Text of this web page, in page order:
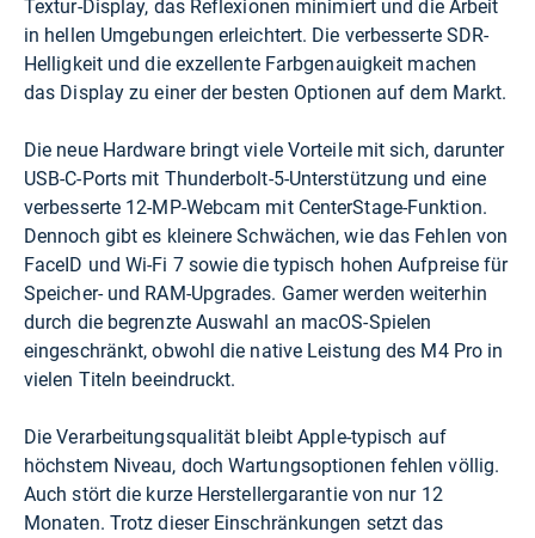
Textur-Display, das Reflexionen minimiert und die Arbeit
in hellen Umgebungen erleichtert. Die verbesserte SDR-
Helligkeit und die exzellente Farbgenauigkeit machen
das Display zu einer der besten Optionen auf dem Markt.
Die neue Hardware bringt viele Vorteile mit sich, darunter
USB-C-Ports mit Thunderbolt-5-Unterstützung und eine
verbesserte 12-MP-Webcam mit CenterStage-Funktion.
Dennoch gibt es kleinere Schwächen, wie das Fehlen von
FaceID und Wi-Fi 7 sowie die typisch hohen Aufpreise für
Speicher- und RAM-Upgrades. Gamer werden weiterhin
durch die begrenzte Auswahl an macOS-Spielen
eingeschränkt, obwohl die native Leistung des M4 Pro in
vielen Titeln beeindruckt.
Die Verarbeitungsqualität bleibt Apple-typisch auf
höchstem Niveau, doch Wartungsoptionen fehlen völlig.
Auch stört die kurze Herstellergarantie von nur 12
Monaten. Trotz dieser Einschränkungen setzt das